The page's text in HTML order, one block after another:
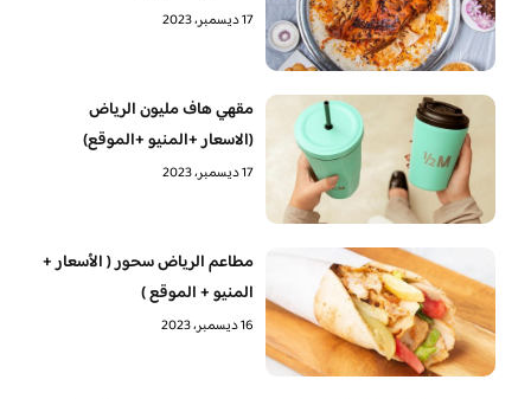
17 ديسمبر، 2023
مقهي هاف مليون الرياض
(الاسعار +المنيو +الموقع)
17 ديسمبر، 2023
مطاعم الرياض سحور ( الأسعار +
المنيو + الموقع )
16 ديسمبر، 2023